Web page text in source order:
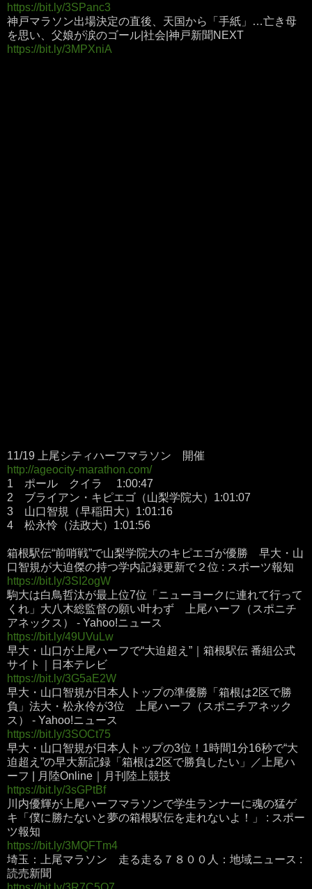
https://bit.ly/3SPanc3
神戸マラソン出場決定の直後、天国から「手紙」…亡き母
を思い、父娘が涙のゴール|社会|神戸新聞NEXT
https://bit.ly/3MPXniA
11/19 上尾シティハーフマラソン 開催
http://ageocity-marathon.com/
1 ポール クイラ 1:00:47
2 ブライアン・キピエゴ（山梨学院大）1:01:07
3 山口智規（早稲田大）1:01:16
4 松永怜（法政大）1:01:56
箱根駅伝“前哨戦”で山梨学院大のキピエゴが優勝 早大・山
口智規が大迫傑の持つ学内記録更新で２位 : スポーツ報知
https://bit.ly/3SI2ogW
駒大は白鳥哲汰が最上位7位「ニューヨークに連れて行って
くれ」大八木総監督の願い叶わず 上尾ハーフ（スポニチ
アネックス） - Yahoo!ニュース
https://bit.ly/49UVuLw
早大・山口が上尾ハーフで“大迫超え”｜箱根駅伝 番組公式
サイト｜日本テレビ
https://bit.ly/3G5aE2W
早大・山口智規が日本人トップの準優勝「箱根は2区で勝
負」法大・松永伶が3位 上尾ハーフ（スポニチアネック
ス） - Yahoo!ニュース
https://bit.ly/3SOCt75
早大・山口智規が日本人トップの3位！1時間1分16秒で“大
迫超え”の早大新記録「箱根は2区で勝負したい」／上尾ハ
ーフ | 月陸Online｜月刊陸上競技
https://bit.ly/3sGPtBf
川内優輝が上尾ハーフマラソンで学生ランナーに魂の猛ゲ
キ「僕に勝たないと夢の箱根駅伝を走れないよ！」 : スポー
ツ報知
https://bit.ly/3MQFTm4
埼玉：上尾マラソン 走る走る７８００人：地域ニュース :
読売新聞